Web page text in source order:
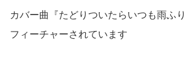
カバー曲『たどりついたらいつも雨ふ
フィーチャーされています